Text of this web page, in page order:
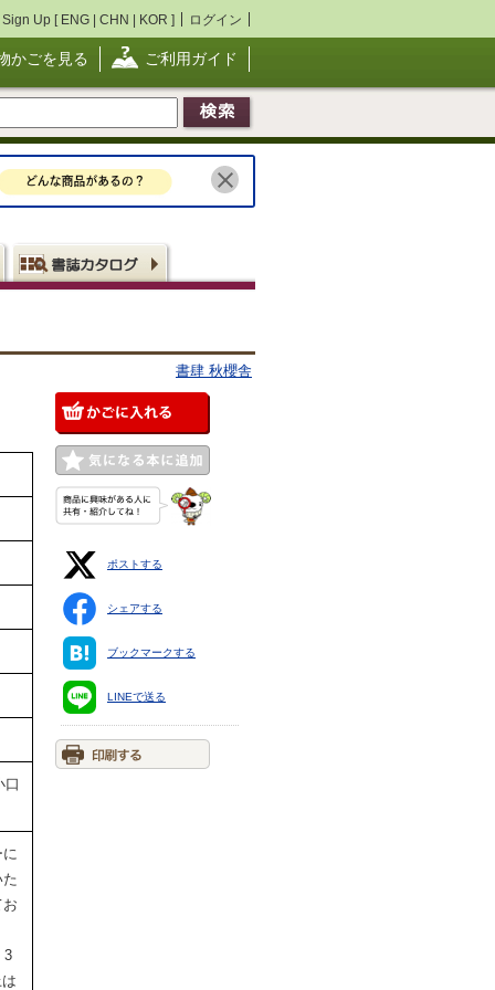
Sign Up [ ENG | CHN | KOR ] ログイン
かごを見る ご利用ガイド
書肆 秋櫻舎
3
ポストする
シェアする
ブックマークする
LINEで送る